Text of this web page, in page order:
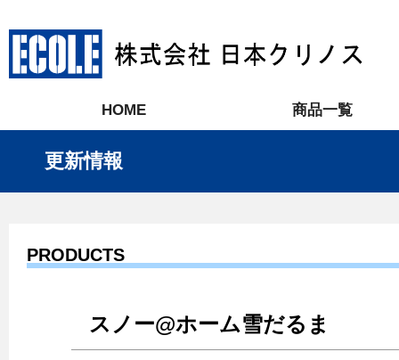
HOME 商品一覧
更新情報
PRODUCTS
スノー@ホーム雪だるま